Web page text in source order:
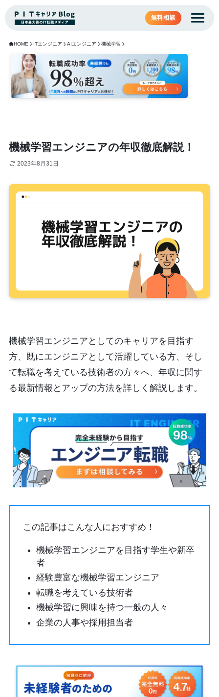
無料相談
HOME ITエンジニア AIエンジニア 機械学習
機械学習エンジニアの年収徹底解説！
2023年8月31日
機械学習エンジニアとしてのキャリアを目指す
方、既にエンジニアとして活躍している方、そし
て転職を考えている技術者の方々へ、年収に関す
る最新情報とアップの方法を詳しく解説します。
この記事はこんな人におすすめ！
機械学習エンジニアを目指す学生や新卒
者
経験豊富な機械学習エンジニア
転職を考えている技術者
機械学習に興味を持つ一般の人々
企業の人事や採用担当者